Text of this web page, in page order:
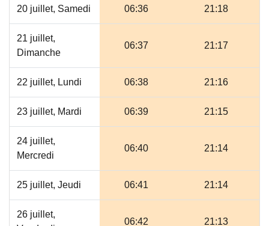
20 juillet, Samedi 06:36 21:18
21 juillet,
Dimanche
06:37 21:17
22 juillet, Lundi 06:38 21:16
23 juillet, Mardi 06:39 21:15
24 juillet,
Mercredi
06:40 21:14
25 juillet, Jeudi 06:41 21:14
26 juillet,
06:42 21:13